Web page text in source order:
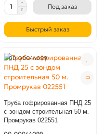
Под заказ
Быстрый заказ
00-00044099
Труба гофрированная ПНД 25
с зондом строительная 50 м.
Промрукав 022551